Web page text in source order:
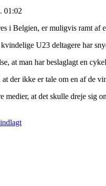
01:02
i Belgien, er muligvis ramt af
U23 deltagere har
at man har beslaglagt en
der ikke er tale om en af de
at det skulle dreje sig